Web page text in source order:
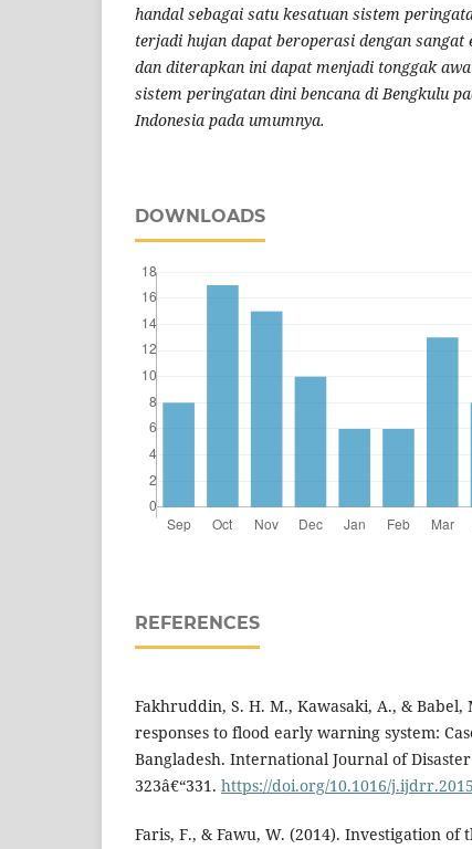
handal sebagai satu kesatuan sistem
terjadi hujan dapat beroperasi dengan
dan diterapkan ini dapat menjadi tonggak
sistem peringatan dini bencana di Bengkulu
Indonesia pada umumnya.
DOWNLOADS
REFERENCES
Fakhruddin, S. H. M., Kawasaki, A., & Babel,
responses to flood early warning system:
Bangladesh. International Journal of
323â€“331. https://doi.org/10.1016/
Faris, F., & Fawu, W. (2014). Investigation